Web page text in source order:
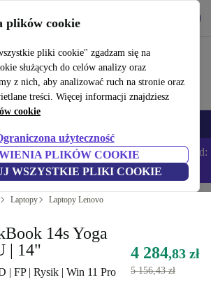
plików cookie
pliki cookie" zgadzam się na
służących do celów analizy oraz
z nich, aby analizować ruch na stronie oraz
treści. Więcej informacji znajdziesz
cookie
użyteczność
PLIKÓW COOKIE
WSZYSTKIE PLIKI COOKIE
szybko i łatwo
5% na wszystkich iPhone’ach – Kod:
Laptopy Laptopy Lenovo
14s Yoga
| 14"
| FP | Rysik | Win 11 Pro
4 284,83 zł
5 156,43 zł